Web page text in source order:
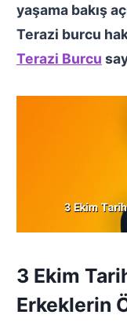
yaşama bakış
Terazi burcu
Terazi Burcu
3 Ekim
Erkeklerin